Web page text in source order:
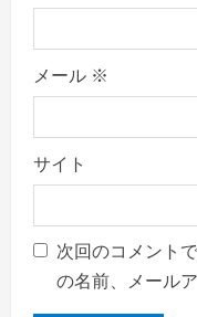
メール ※
サイト
次回のコメント
の名前、メール